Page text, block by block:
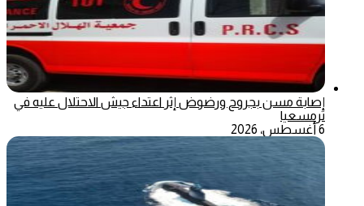
إصابة مسن بجروح ورضوض إثر اعتداء جيش الاحتلال عليه في
ترمسعيا
6 أغسطس، 2026